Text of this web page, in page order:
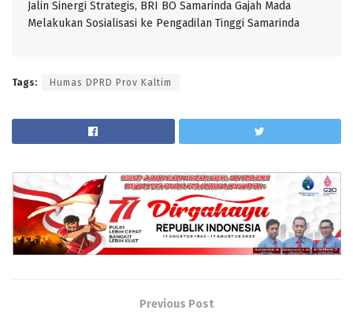
Jalin Sinergi Strategis, BRI BO Samarinda Gajah Mada
Melakukan Sosialisasi ke Pengadilan Tinggi Samarinda
Tags: Humas DPRD Prov Kaltim
Previous Post